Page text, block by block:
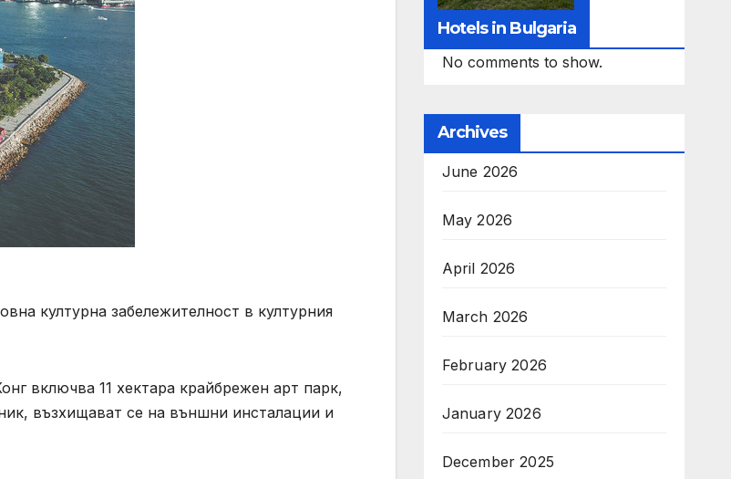
културна забележителност в културния
включва 11 хектара крайбрежен арт парк,
възхищават се на външни инсталации и
Hotels in Bulgaria
No comments to show.
Archives
June 2026
May 2026
April 2026
March 2026
February 2026
January 2026
December 2025